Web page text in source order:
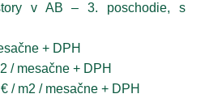
v AB – 3. poschodie, s
+ DPH
/ mesačne + DPH
/ m2 / mesačne + DPH